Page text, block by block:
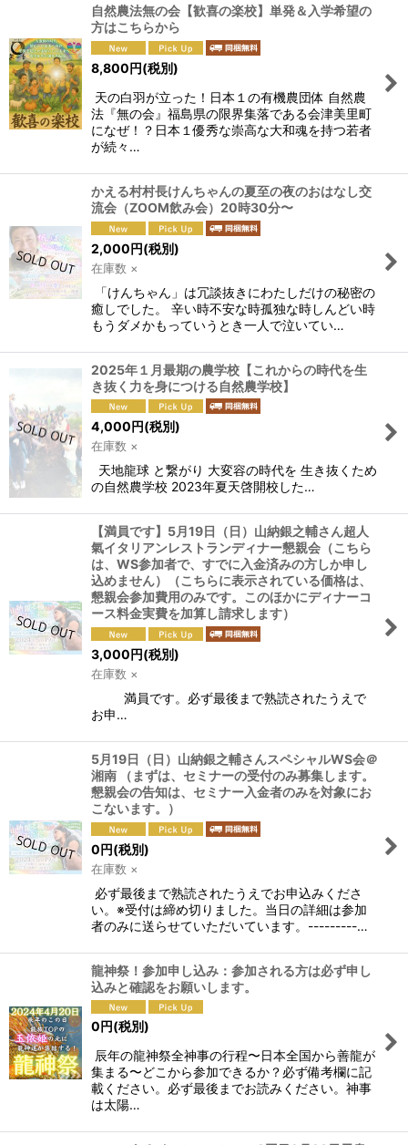
自然農法無の会【歓喜の楽校】単発＆入学希望の
方はこちらから
8,800円(税別)
天の白羽が立った！日本１の有機農団体 自然農
法『無の会』福島県の限界集落である会津美里町
になぜ！？日本１優秀な崇高な大和魂を持つ若者
が続々…
かえる村村長けんちゃんの夏至の夜のおはなし交
流会（ZOOM飲み会）20時30分〜
2,000円(税別)
在庫数 ×
「けんちゃん」は冗談抜きにわたしだけの秘密の
癒しでした。 辛い時不安な時孤独な時しんどい時
もうダメかもっていうとき一人で泣いてい…
2025年１月最期の農学校【これからの時代を生
き抜く力を身につける自然農学校】
4,000円(税別)
在庫数 ×
天地龍球 と繋がり 大変容の時代を 生き抜くため
の自然農学校 2023年夏天啓開校した…
【満員です】5月19日（日）山納銀之輔さん超人
氣イタリアンレストランディナー懇親会（こちら
は、WS参加者で、すでに入金済みの方しか申し
込めません）（こちらに表示されている価格は、
懇親会参加費用のみです。このほかにディナーコ
ース料金実費を加算し請求します）
3,000円(税別)
在庫数 ×
満員です。必ず最後まで熟読されたうえで
お申…
5月19日（日）山納銀之輔さんスペシャルWS会＠
湘南 （まずは、セミナーの受付のみ募集します。
懇親会の告知は、セミナー入金者のみを対象にお
こないます。）
0円(税別)
在庫数 ×
必ず最後まで熟読されたうえでお申込みくださ
い。※受付は締め切りました。当日の詳細は参加
者のみに送らせていただいています。---------…
龍神祭！参加申し込み：参加される方は必ず申し
込みと確認をお願いします。
0円(税別)
辰年の龍神祭全神事の行程〜日本全国から善龍が
集まる〜どこから参加できるか？必ず備考欄に記
載ください。必ず最後までお読みください。神事
は太陽…